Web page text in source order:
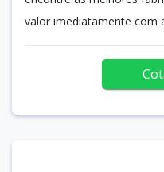
valor imediatamente com